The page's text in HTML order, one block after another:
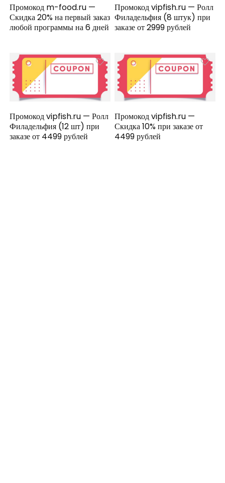
Промокод m-food.ru —
Скидка 20% на первый заказ
любой программы на 6 дней
Промокод vipfish.ru — Ролл
Филадельфия (8 штук) при
заказе от 2999 рублей
Промокод vipfish.ru — Ролл
Филадельфия (12 шт) при
заказе от 4499 рублей
Промокод vipfish.ru —
Скидка 10% при заказе от
4499 рублей